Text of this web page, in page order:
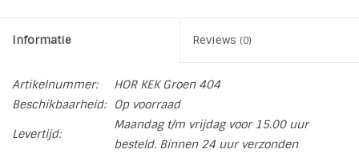
Informatie Reviews (0)
Artikelnummer:
HOR KEK Groen 404
Beschikbaarheid:
Op voorraad
Levertijd:
Maandag t/m vrijdag voor 15.00 uur
besteld. Binnen 24 uur verzonden